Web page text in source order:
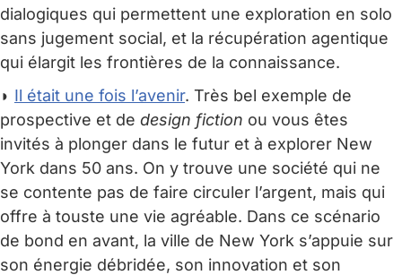
dialogiques qui permettent une exploration en solo
sans jugement social, et la récupération agentique
qui élargit les frontières de la connaissance.
◗ Il était une fois l’avenir. Très bel exemple de
prospective et de design fiction ou vous êtes
invités à plonger dans le futur et à explorer New
York dans 50 ans. On y trouve une société qui ne
se contente pas de faire circuler l’argent, mais qui
offre à touste une vie agréable. Dans ce scénario
de bond en avant, la ville de New York s’appuie sur
son énergie débridée, son innovation et son